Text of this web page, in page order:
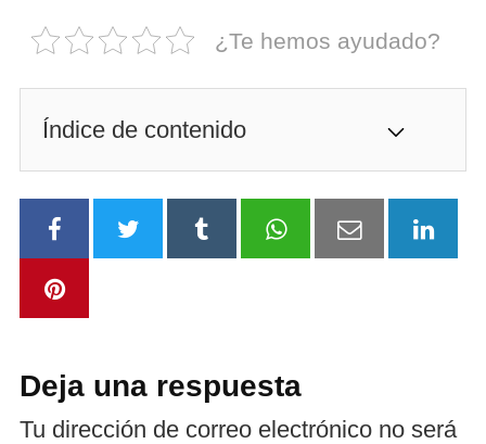
¿Te hemos ayudado?
Índice de contenido
Deja una respuesta
Tu dirección de correo electrónico no será